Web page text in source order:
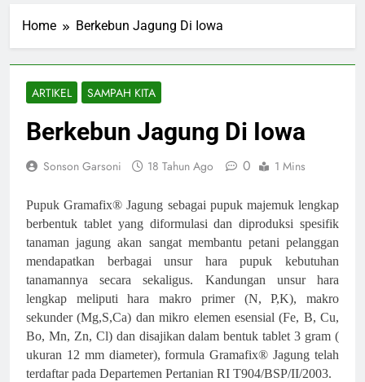
Home Berkebun Jagung Di Iowa
ARTIKEL SAMPAH KITA
Berkebun Jagung Di Iowa
Sonson Garsoni 18 Tahun Ago 0 1 Mins
Pupuk Gramafix® Jagung sebagai pupuk majemuk lengkap
berbentuk tablet yang diformulasi dan diproduksi spesifik
tanaman jagung akan sangat membantu petani pelanggan
mendapatkan berbagai unsur hara pupuk kebutuhan
tanamannya secara sekaligus. Kandungan unsur hara
lengkap meliputi hara makro primer (N, P,K), makro
sekunder (Mg,S,Ca) dan mikro elemen esensial (Fe, B, Cu,
Bo, Mn, Zn, Cl) dan disajikan dalam bentuk tablet 3 gram (
ukuran 12 mm diameter), formula Gramafix® Jagung telah
terdaftar pada Departemen Pertanian RI T904/BSP/II/2003.